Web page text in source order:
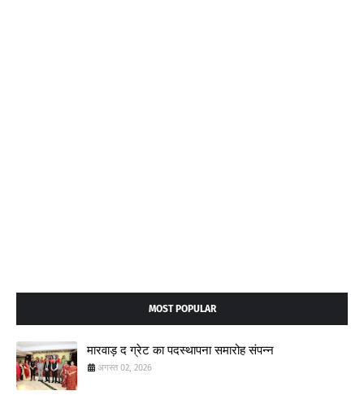
MOST POPULAR
मारवाड़ द ग्रेट का पदस्थापना समारोह संपन्न
अगस्त 02, 2026